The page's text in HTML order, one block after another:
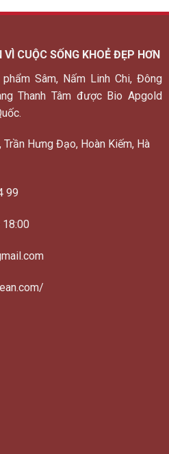
CUỘC SỐNG KHOẺ ĐẸP HƠN
Sâm, Nấm Linh Chi, Đông
Thanh Tâm được Bio Apgold
Trần Hưng Đạo, Hoàn Kiếm, Hà
99